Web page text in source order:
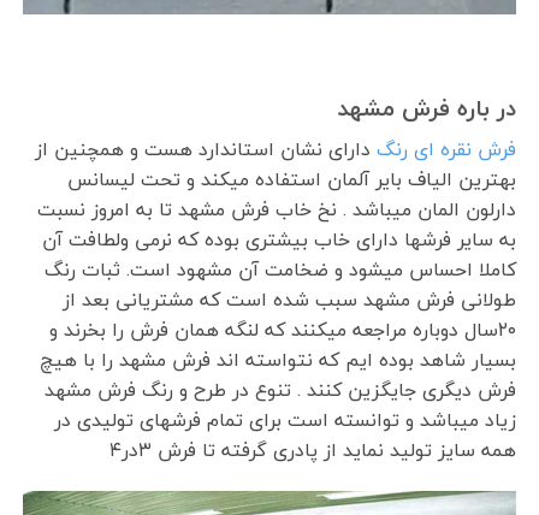
در باره فرش مشهد
فرش نقره ای رنگدارای نشان استاندارد هست و همچنین از
بهترین الیاف بایر آلمان استفاده میکند و تحت لیسانس
دارلون المان میباشد . نخ خاب فرش مشهد تا به امروز نسبت
به سایر فرشها دارای خاب بیشتری بوده که نرمی ولطافت آن
کاملا احساس میشود و ضخامت آن مشهود است. ثبات رنگ
طولانی فرش مشهد سبب شده است که مشتریانی بعد از
۲۰سال دوباره مراجعه میکنند که لنگه همان فرش را بخرند و
بسیار شاهد بوده ایم که نتواسته اند فرش مشهد را با هیچ
فرش دیگری جایگزین کنند . تنوع در طرح و رنگ فرش مشهد
زیاد میباشد و توانسته است برای تمام فرشهای تولیدی در
همه سایز تولید نماید از پادری گرفته تا فرش ۳در۴